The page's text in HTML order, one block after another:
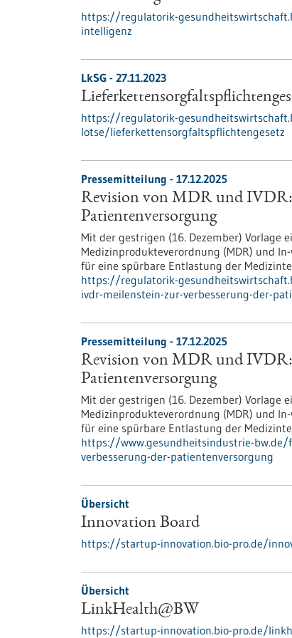
https://regulatorik-
intelligenz
LkSG - 27.11.2023
https://regulatorik-
lotse/lieferkettensorgfaltspflichtengesetz
Pressemitteilung - 17.12.2025
Revision von MDR und IVDR:
Patientenversorgung
Mit der gestrigen (16. Dezember) Vorlage
Medizinprodukteverordnung (MDR) und
für eine spürbare Entlastung der
https://regulatorik-
ivdr-meilenstein-zur-verbesserung-der-
Pressemitteilung - 17.12.2025
Revision von MDR und IVDR:
Patientenversorgung
Mit der gestrigen (16. Dezember) Vorlage
Medizinprodukteverordnung (MDR) und
für eine spürbare Entlastung der
https://www.gesundheitsindustrie-
verbesserung-der-patientenversorgung
Übersicht
Innovation Board
https://startup-innovation.bio-pro.de/
Übersicht
LinkHealth@BW
https://startup-innovation.bio-pro.de/